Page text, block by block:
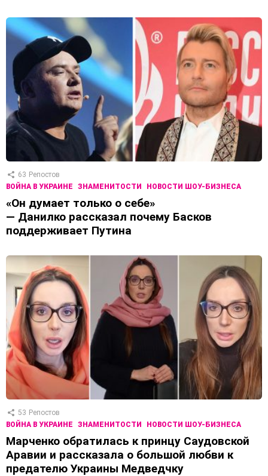
63 Репостов
ВОЙНА В УКРАИНЕ
ЗНАМЕНИТОСТИ НОВОСТИ ШОУ-БИЗНЕСА
«Он думает только о себе»
— Данилко рассказал почему Басков
поддерживает Путина
53 Репостов
ВОЙНА В УКРАИНЕ
ЗНАМЕНИТОСТИ НОВОСТИ ШОУ-БИЗНЕСА
Марченко обратилась к принцу Саудовской
Аравии и рассказала о большой любви к
предателю Украины Медведчку